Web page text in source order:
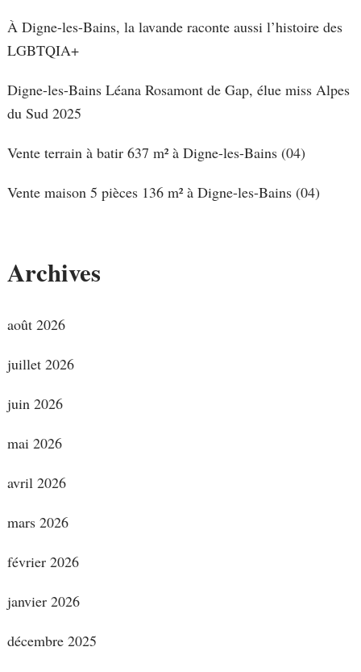
À Digne-les-Bains, la lavande raconte aussi l’histoire des
LGBTQIA+
Digne-les-Bains Léana Rosamont de Gap, élue miss Alpes
du Sud 2025
Vente terrain à batir 637 m² à Digne-les-Bains (04)
Vente maison 5 pièces 136 m² à Digne-les-Bains (04)
Archives
août 2026
juillet 2026
juin 2026
mai 2026
avril 2026
mars 2026
février 2026
janvier 2026
décembre 2025